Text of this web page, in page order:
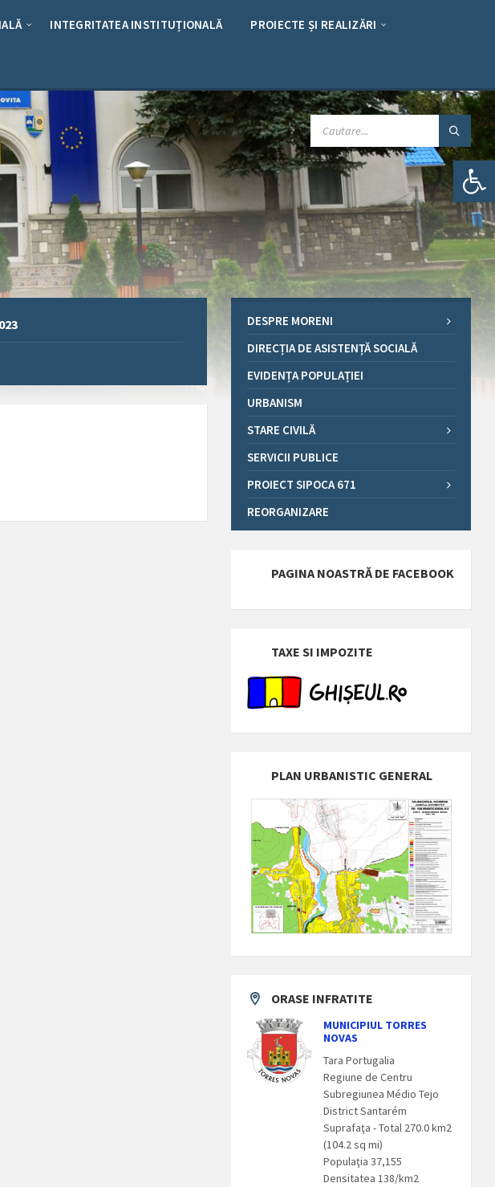
Deschide bara de unelte
INTEGRITATEA INSTITUȚIONALĂ PROIECTE ȘI REALIZĂRI
CAUTARE:
DESPRE MORENI
DIRECȚIA DE ASISTENȚĂ SOCIALĂ
EVIDENȚA POPULAȚIEI
URBANISM
STARE CIVILĂ
SERVICII PUBLICE
PROIECT SIPOCA 671
REORGANIZARE
PAGINA NOASTRĂ DE FACEBOOK
TAXE SI IMPOZITE
PLAN URBANISTIC GENERAL
ORASE INFRATITE
MUNICIPIUL TORRES
NOVAS
Tara Portugalia
Regiune de Centru
Subregiunea Médio Tejo
District Santarém
Suprafaţa - Total 270.0 km2
(104.2 sq mi)
Populaţia 37,155
Densitatea 138/km2